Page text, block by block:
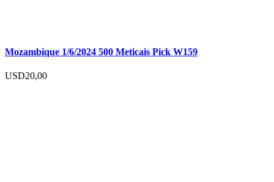
Mozambique 1/6/2024 500 Meticais Pick W159
USD20,00